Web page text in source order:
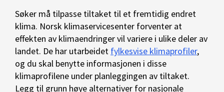
Søker må tilpasse tiltaket til et fremtidig endret
klima. Norsk klimaservicesenter forventer at
effekten av klimaendringer vil variere i ulike deler av
landet. De har utarbeidet fylkesvise klimaprofiler,
og du skal benytte informasjonen i disse
klimaprofilene under planleggingen av tiltaket.
Legg til grunn høye alternativer for nasjonale